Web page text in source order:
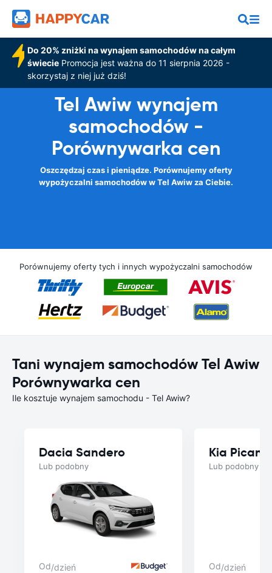
Do 20% zniżki na wynajem samochodów na całym
świeciePromocja jest ważna do 11 sierpnia 2026 -
skorzystaj z niej już dziś!
Tel Awiw wynajem
samochodów -
Porównywarka cen
Oszczędzaj czas i pieniądze. Porównujemy oferty
wypożyczalni samochodów w Tel Awiw za Ciebie.
Porównujemy oferty tych i innych wypożyczalni samochodów
Tani wynajem samochodów Tel Awiw
Porównywarka cen
Ile kosztuje wynajem samochodu - Tel Awiw?
Dacia Sandero
Lub podobny
Od/dzień
Kia
Lub podobny
Od/dzień